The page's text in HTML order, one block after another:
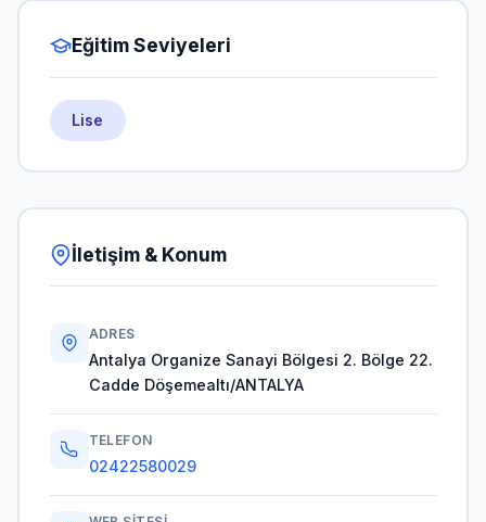
Eğitim Seviyeleri
Lise
İletişim & Konum
ADRES
Antalya Organize Sanayi Bölgesi 2. Bölge 22.
Cadde Döşemealtı/ANTALYA
TELEFON
02422580029